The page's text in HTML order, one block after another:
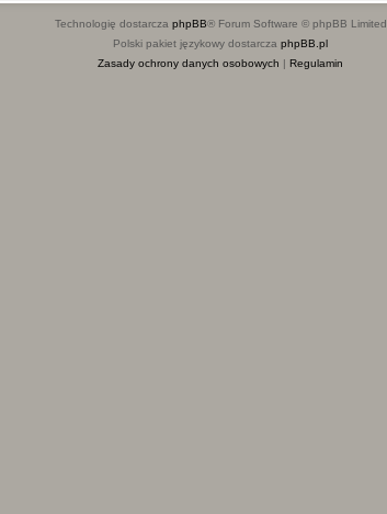
Technologię dostarcza phpBB® Forum Software © phpBB Limited
Polski pakiet językowy dostarcza phpBB.pl
Zasady ochrony danych osobowych | Regulamin